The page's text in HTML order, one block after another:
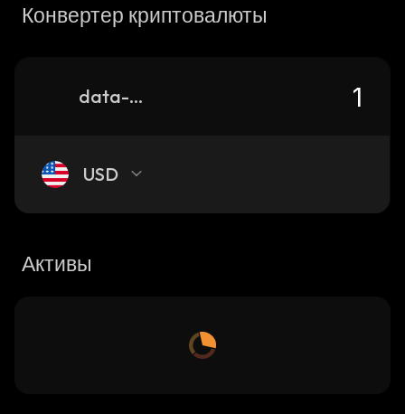
Конвертер криптовалюты
data-exchange
USD
Активы